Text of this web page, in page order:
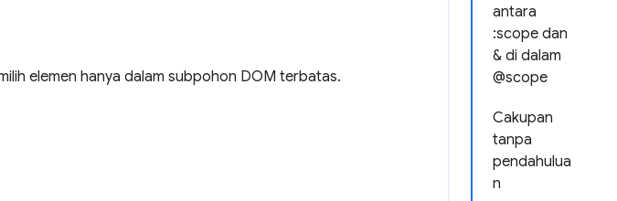
antara
:scope dan
& di dalam
@scope
Cakupan
tanpa
pendahulua
n
elemen hanya dalam subpohon DOM terbatas.